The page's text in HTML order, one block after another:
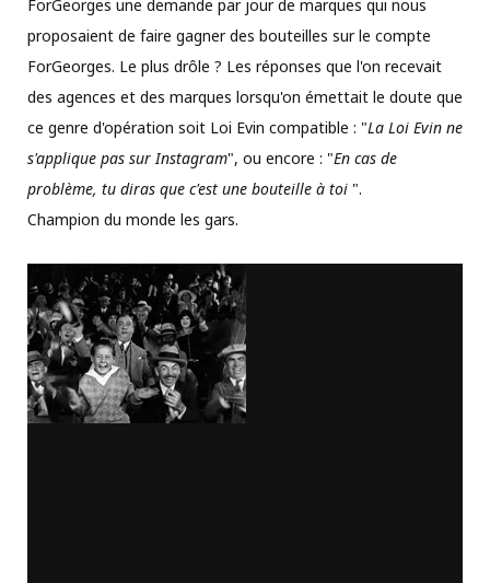
ForGeorges une demande par jour de marques qui nous
proposaient de faire gagner des bouteilles sur le compte
ForGeorges. Le plus drôle ? Les réponses que l'on recevait
des agences et des marques lorsqu'on émettait le doute que
ce genre d'opération soit Loi Evin compatible : "La Loi Evin ne
s'applique pas sur Instagram", ou encore : "En cas de
problème, tu diras que c'est une bouteille à toi ".
Champion du monde les gars.